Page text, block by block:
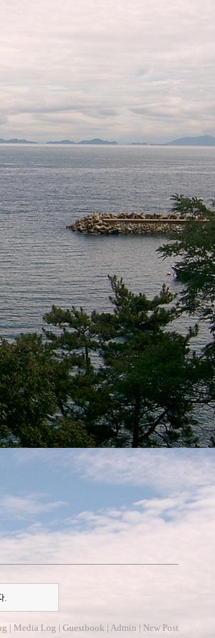
.
| Media Log | Guestbook | Admin | New Post